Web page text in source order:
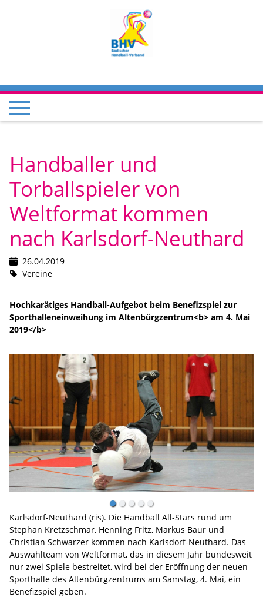
Handballer und
Torballspieler von
Weltformat kommen
nach Karlsdorf-Neuthard
26.04.2019
Vereine
Hochkarätiges Handball-Aufgebot beim Benefizspiel zur
Sporthalleneinweihung im Altenbürgzentrum<b> am 4. Mai
2019</b>
Karlsdorf-Neuthard (ris). Die Handball All-Stars rund um
Stephan Kretzschmar, Henning Fritz, Markus Baur und
Christian Schwarzer kommen nach Karlsdorf-Neuthard. Das
Auswahlteam von Weltformat, das in diesem Jahr bundesweit
nur zwei Spiele bestreitet, wird bei der Eröffnung der neuen
Sporthalle des Altenbürgzentrums am Samstag, 4. Mai, ein
Benefizspiel geben.